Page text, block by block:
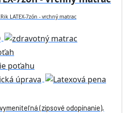
(zipsové odopínanie),